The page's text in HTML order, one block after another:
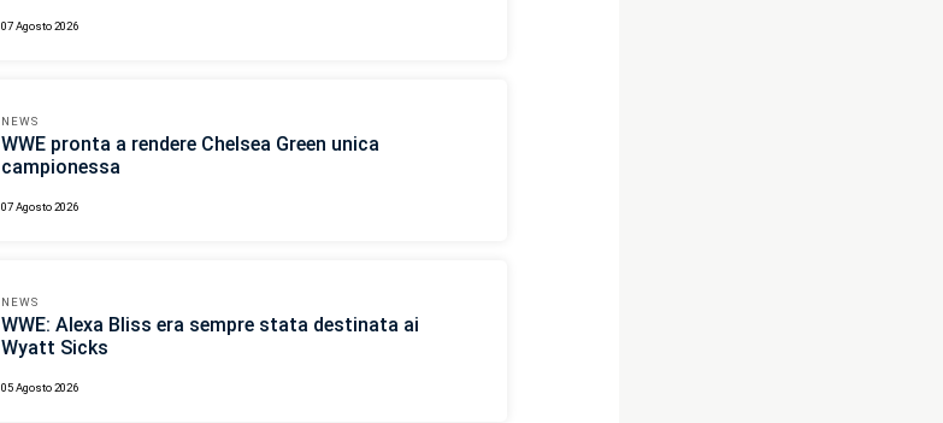
07 Agosto 2026
NEWS
WWE pronta a rendere Chelsea Green unica
campionessa
07 Agosto 2026
NEWS
WWE: Alexa Bliss era sempre stata destinata ai
Wyatt Sicks
05 Agosto 2026